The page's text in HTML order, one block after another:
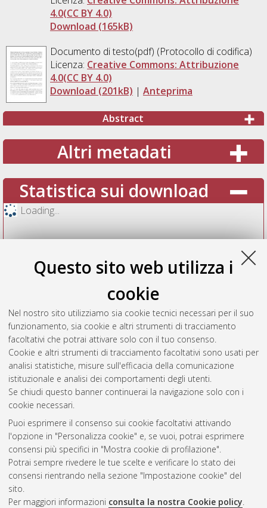
Questo sito web utilizza i
cookie
Nel nostro sito utilizziamo sia cookie tecnici necessari per il suo
funzionamento, sia cookie e altri strumenti di tracciamento
facoltativi che potrai attivare solo con il tuo consenso.
Cookie e altri strumenti di tracciamento facoltativi sono usati per
analisi statistiche, misure sull'efficacia della comunicazione
istituzionale e analisi dei comportamenti degli utenti.
Se chiudi questo banner continuerai la navigazione solo con i
cookie necessari.
Puoi esprimere il consenso sui cookie facoltativi attivando
l'opzione in "Personalizza cookie" e, se vuoi, potrai esprimere
consensi più specifici in "Mostra cookie di profilazione".
Potrai sempre rivedere le tue scelte e verificare lo stato dei
consensi rientrando nella sezione "Impostazione cookie" del
sito.
Per maggiori informazioni consulta la nostra Cookie policy.
4.0(CC BY 4.0)
Download (165kB)
Documento di testo(pdf) (Protocollo di codifica)
Licenza: Creative Commons: Attribuzione
4.0(CC BY 4.0)
Download (201kB) | Anteprima
Abstract
Altri metadati
Statistica sui download
Loading...
Vedi altre statistiche
Gestione del documento:
Atom
Rss
AMS Acta
ISSN: 2038-7954
re3data.org -
doi.org/10.17616/R3P19R
Servizio implementato e